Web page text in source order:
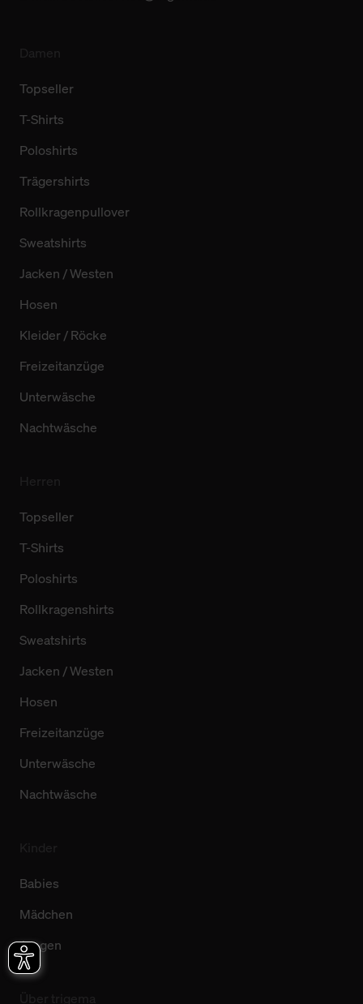
Topseller
T-Shirts
Poloshirts
Trägershirts
Rollkragenpullover
Sweatshirts
Jacken / Westen
Hosen
Kleider / Röcke
Freizeitanzüge
Unterwäsche
Nachtwäsche
Topseller
T-Shirts
Poloshirts
Rollkragenshirts
Sweatshirts
Jacken / Westen
Hosen
Freizeitanzüge
Unterwäsche
Nachtwäsche
Babies
Mädchen
Jungen